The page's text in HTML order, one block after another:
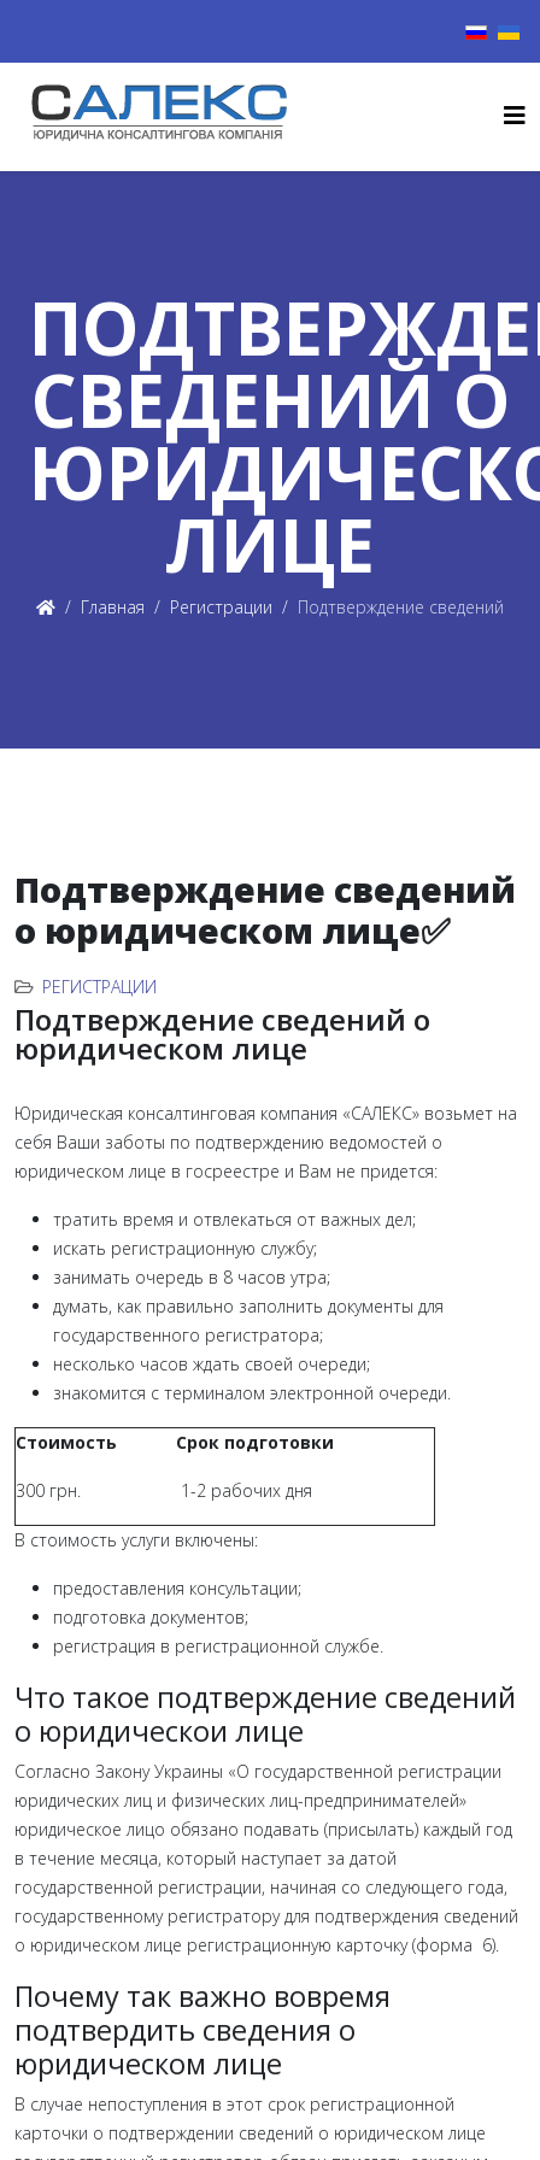
СВЕДЕНИЙ О
ЛИЦЕ
Главная Регистрации Подтверждение сведений
Подтверждение сведений
о юридическом лице✅
РЕГИСТРАЦИИ
Подтверждение сведений о
юридическом лице
Юридическая консалтинговая компания «САЛЕКС» возьмет на
себя Ваши заботы по подтверждению ведомостей о
юридическом лице в госреестре и Вам не придется:
тратить время и отвлекаться от важных дел;
искать регистрационную службу;
занимать очередь в 8 часов утра;
думать, как правильно заполнить документы для
государственного регистратора;
несколько часов ждать своей очереди;
знакомится с терминалом электронной очереди.
Стоимость Срок подготовки
300 грн. 1-2 рабочих дня
В стоимость услуги включены:
предоставления консультации;
подготовка документов;
регистрация в регистрационной службе.
Что такое подтверждение сведений
о юридическои лице
Согласно Закону Украины «О государственной регистрации
юридических лиц и физических лиц-предпринимателей»
юридическое лицо обязано подавать (присылать) каждый год
в течение месяца, который наступает за датой
государственной регистрации, начиная со следующего года,
государственному регистратору для подтверждения сведений
о юридическом лице регистрационную карточку (форма 6).
Почему так важно вовремя
подтвердить сведения о
юридическом лице
В случае непоступления в этот срок регистрационной
карточки о подтверждении сведений о юридическом лице